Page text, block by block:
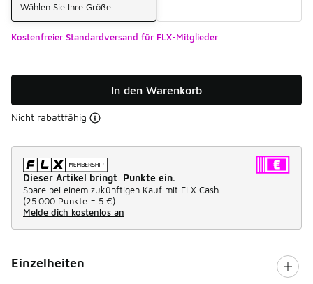
Wählen Sie Ihre Größe
Kostenfreier Standardversand für FLX-Mitglieder
In den Warenkorb
Nicht rabattfähig
Dieser Artikel bringt Punkte ein.
Spare bei einem zukünftigen Kauf mit FLX Cash.
(25.000 Punkte = 5 €)
Melde dich kostenlos an
Einzelheiten